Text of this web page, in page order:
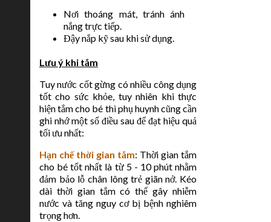
Nơi thoáng mát, tránh ánh
nắng trực tiếp.
Đậy nắp kỹ sau khi sử dụng.
Lưu ý khi tắm
Tuy nước cốt gừng có nhiều công dụng
tốt cho sức khỏe, tuy nhiên khi thực
hiện tắm cho bé thì phụ huynh cũng cần
ghi nhớ một số điều sau để đạt hiệu quả
tối ưu nhất:
Hạn chế thời gian tắm: Thời gian tắm
cho bé tốt nhất là từ 5 - 10 phút nhằm
đảm bảo lỗ chân lông trẻ giãn nở. Kéo
dài thời gian tắm có thể gây nhiễm
nước và tăng nguy cơ bị bệnh nghiêm
trọng hơn.